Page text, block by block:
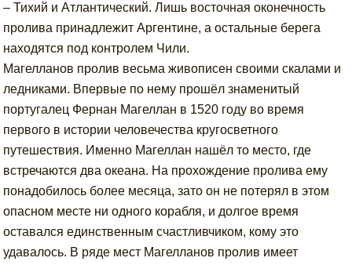
– Тихий и Атлантический. Лишь восточная оконечность
пролива принадлежит Аргентине, а остальные берега
находятся под контролем Чили.
Магелланов пролив весьма живописен своими скалами и
ледниками. Впервые по нему прошёл знаменитый
португалец Фернан Магеллан в 1520 году во время
первого в истории человечества кругосветного
путешествия. Именно Магеллан нашёл то место, где
встречаются два океана. На прохождение пролива ему
понадобилось более месяца, зато он не потерял в этом
опасном месте ни одного корабля, и долгое время
оставался единственным счастливчиком, кому это
удавалось. В ряде мест Магелланов пролив имеет